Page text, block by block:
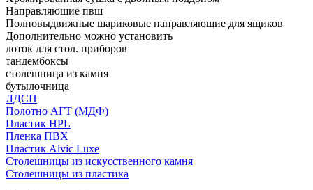
Направляющие пвш
Полновыдвижные шариковые направляющие для ящиков
Дополнительно можно установить
лоток для стол. приборов
тандембоксы
столешница из камня
бутылочница
ЛДСП
Полотно АГТ (МДФ)
Пластик HPL
Пленка ПВХ
Пластик Alvic Luxe
Столешницы из искусственного камня
Столешницы из пластика